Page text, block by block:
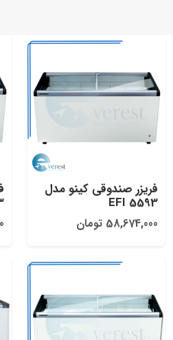
فریزر صندوقی کینو مدل
EFI 5593
58,674,000 تومان